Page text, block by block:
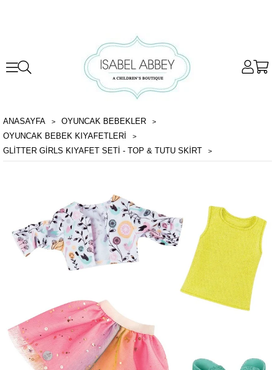
ANASAYFA
OYUNCAK BEBEKLER
OYUNCAK BEBEK KIYAFETLERI
GLITTER GIRLS KIYAFET SETI - TOP & TUTU SKIRT